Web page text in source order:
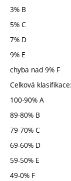
3% B
5% C
7% D
9% E
chyba nad 9% F
Celková klasifikace:
100-90% A
89-80% B
79-70% C
69-60% D
59-50% E
49-0% F